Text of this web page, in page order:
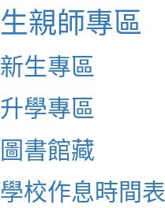
生親師專區
新生專區
升學專區
圖書館藏
學校作息時間表